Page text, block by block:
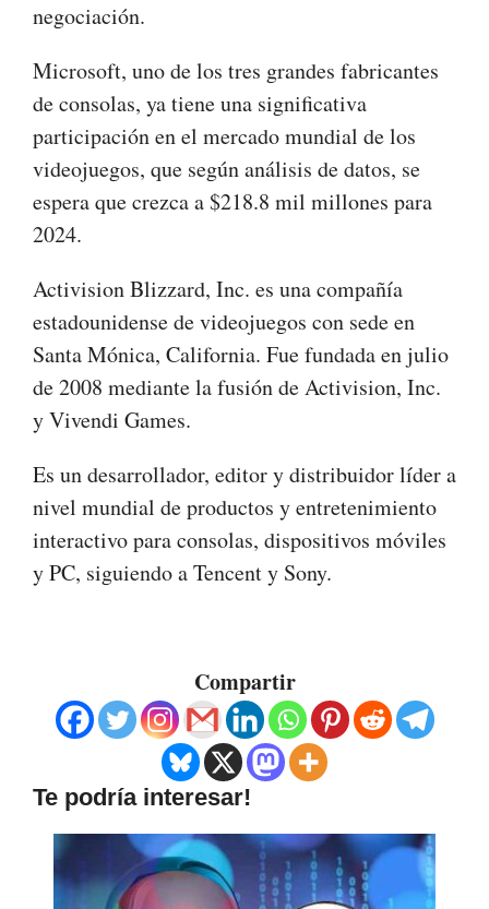
negociación.
Microsoft, uno de los tres grandes fabricantes
de consolas, ya tiene una significativa
participación en el mercado mundial de los
videojuegos, que según análisis de datos, se
espera que crezca a $218.8 mil millones para
2024.
Activision Blizzard, Inc. es una compañía
estadounidense de videojuegos con sede en
Santa Mónica, California. Fue fundada en julio
de 2008 mediante la fusión de Activision, Inc.
y Vivendi Games.
Es un desarrollador, editor y distribuidor líder a
nivel mundial de productos y entretenimiento
interactivo para consolas, dispositivos móviles
y PC, siguiendo a Tencent y Sony.
Compartir
Te podría interesar!